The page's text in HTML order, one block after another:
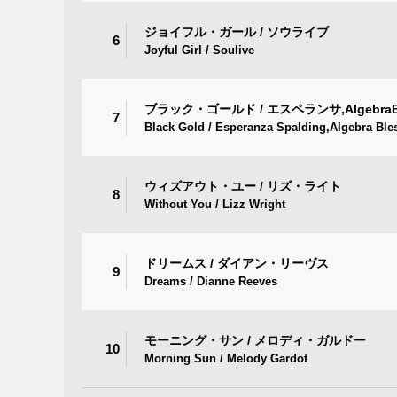
6
ジョイフル・ガール / ソウライブ
Joyful Girl / Soulive
7
ブラック・ゴールド / エスペランサ
Black Gold / Esperanza Spalding,Algebra
8
ウィズアウト・ユー / リズ・ライト
Without You / Lizz Wright
9
ドリームス / ダイアン・リーヴス
Dreams / Dianne Reeves
10
モーニング・サン / メロディ・ガルドー
Morning Sun / Melody Gardot